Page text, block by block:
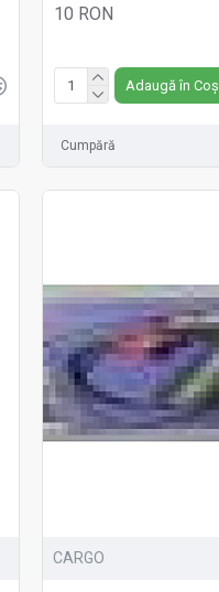
10 RON
Adaugă în Coș
Cumpără
CARGO